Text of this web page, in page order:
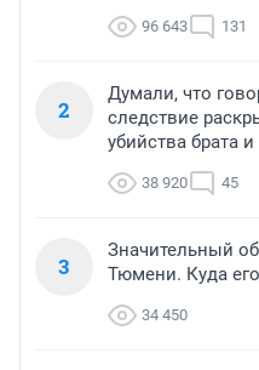
96 643 131
2
Думали, что
следствие
убийства брата
38 920 45
3
Значительный
Тюмени. Куда
34 450